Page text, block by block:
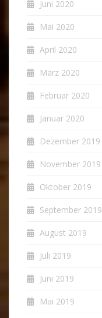
Juni 2020
Mai 2020
April 2020
März 2020
Februar 2020
Januar 2020
Dezember 2019
November 2019
Oktober 2019
September 2019
August 2019
Juli 2019
Juni 2019
Mai 2019